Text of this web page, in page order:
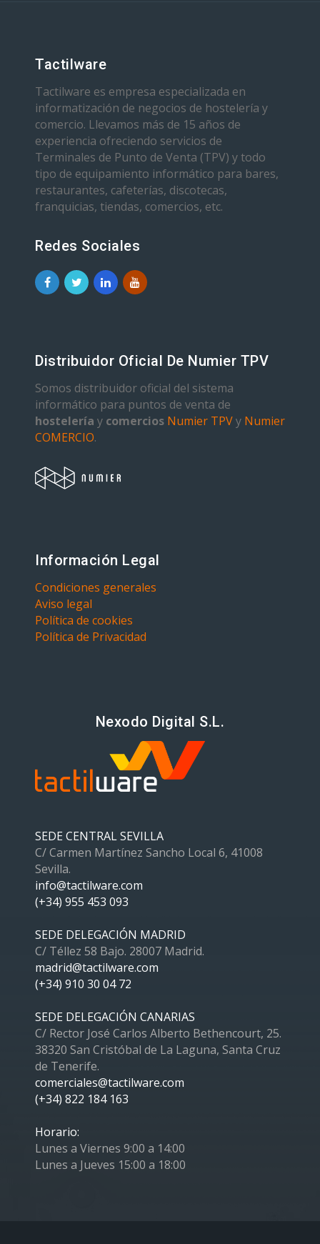
Tactilware
Tactilware es empresa especializada en
informatización de negocios de hostelería y
comercio. Llevamos más de 15 años de
experiencia ofreciendo servicios de
Terminales de Punto de Venta (TPV) y todo
tipo de equipamiento informático para bares,
restaurantes, cafeterías, discotecas,
franquicias, tiendas, comercios, etc.
Redes Sociales
Distribuidor Oficial De Numier TPV
Somos distribuidor oficial del sistema
informático para puntos de venta de
hostelería y comercios Numier TPVy Numier
COMERCIO.
Información Legal
Condiciones generales
Aviso legal
Política de cookies
Política de Privacidad
Nexodo Digital S.L.
SEDE CENTRAL SEVILLA
C/ Carmen Martínez Sancho Local 6, 41008
Sevilla.
info@tactilware.com
(+34) 955 453 093
SEDE DELEGACIÓN MADRID
C/ Téllez 58 Bajo. 28007 Madrid.
madrid@tactilware.com
(+34) 910 30 04 72
SEDE DELEGACIÓN CANARIAS
C/ Rector José Carlos Alberto Bethencourt, 25.
38320 San Cristóbal de La Laguna, Santa Cruz
de Tenerife.
comerciales@tactilware.com
(+34) 822 184 163
Horario:
Lunes a Viernes 9:00 a 14:00
Lunes a Jueves 15:00 a 18:00